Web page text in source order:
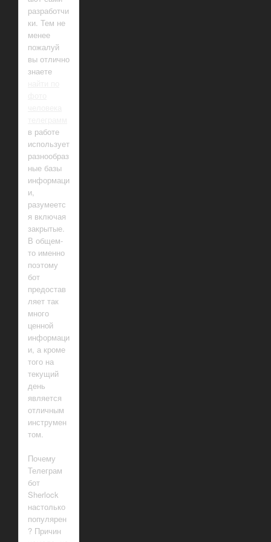
разработчи
ки. Тем не
менее
пожалуй
вы отлично
знаете
в работе
использует
разнообраз
ные базы
информаци
и,
разумеетс
я включая
закрытые.
В общем-
то именно
поэтому
бот
предостав
ляет так
много
ценной
информаци
и, а кроме
того на
текущий
день
является
отличным
инструмен
том.
Почему
Телеграм
бот
Sherlock
настолько
популярен
? Причин